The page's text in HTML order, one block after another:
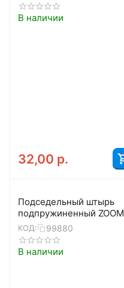
В наличии
32,00 р.
Подседельный штырь
подпружиненный ZOOM
SPS-C372 5-252111
(D31.6, L-350, чёрный)
КОД: 99880
В наличии